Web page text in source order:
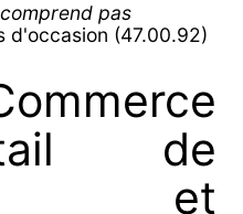
pas
d'occasion (47.00.92)
de
et